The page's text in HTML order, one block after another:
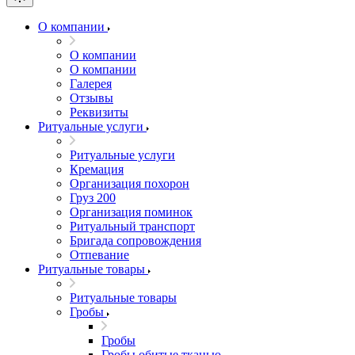
О компании
О компании
О компании
Галерея
Отзывы
Реквизиты
Ритуальные услуги
Ритуальные услуги
Кремация
Организация похорон
Груз 200
Организация поминок
Ритуальный транспорт
Бригада сопровождения
Отпевание
Ритуальные товары
Ритуальные товары
Гробы
Гробы